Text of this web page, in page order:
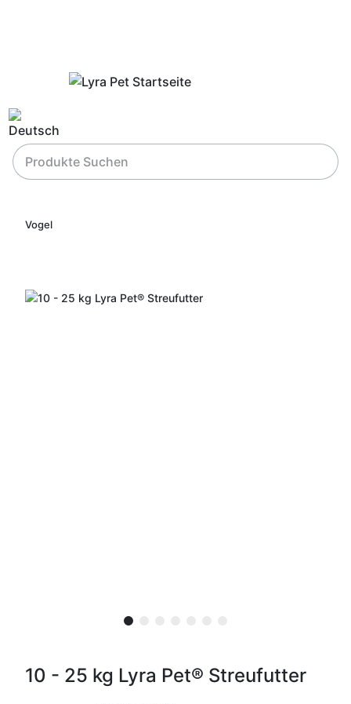
Vogel
10 - 25 kg Lyra Pet® Streufutter